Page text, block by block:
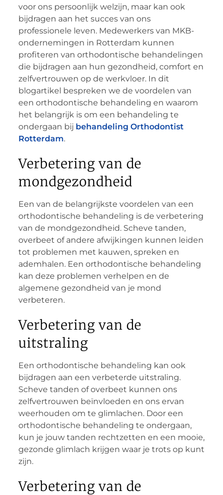
voor ons persoonlijk welzijn, maar kan ook
bijdragen aan het succes van ons
professionele leven. Medewerkers van MKB-
ondernemingen in Rotterdam kunnen
profiteren van orthodontische behandelingen
die bijdragen aan hun gezondheid, comfort en
zelfvertrouwen op de werkvloer. In dit
blogartikel bespreken we de voordelen van
een orthodontische behandeling en waarom
het belangrijk is om een behandeling te
ondergaan bij behandeling Orthodontist
Rotterdam.
Verbetering van de
mondgezondheid
Een van de belangrijkste voordelen van een
orthodontische behandeling is de verbetering
van de mondgezondheid. Scheve tanden,
overbeet of andere afwijkingen kunnen leiden
tot problemen met kauwen, spreken en
ademhalen. Een orthodontische behandeling
kan deze problemen verhelpen en de
algemene gezondheid van je mond
verbeteren.
Verbetering van de
uitstraling
Een orthodontische behandeling kan ook
bijdragen aan een verbeterde uitstraling.
Scheve tanden of overbeet kunnen ons
zelfvertrouwen beïnvloeden en ons ervan
weerhouden om te glimlachen. Door een
orthodontische behandeling te ondergaan,
kun je jouw tanden rechtzetten en een mooie,
gezonde glimlach krijgen waar je trots op kunt
zijn.
Verbetering van de